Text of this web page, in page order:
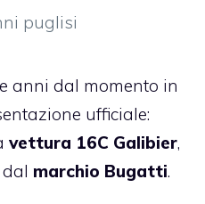
puglisi
anni dal momento in
ufficiale:
vettura 16C Galibier,
marchio Bugatti.